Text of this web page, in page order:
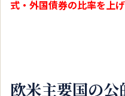
式・外国債券の比率を上
欧米主要国の公